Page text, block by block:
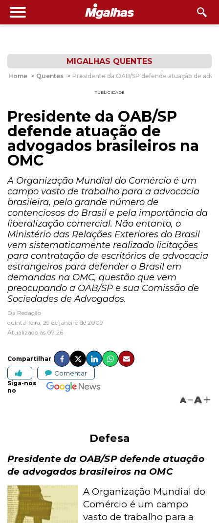
MIGALHAS QUENTES
Home > Quentes > Presidente da OAB/SP defende atuação de
PUBLICIDADE
Presidente da OAB/SP
defende atuação de
advogados brasileiros na
OMC
A Organização Mundial do Comércio é um
campo vasto de trabalho para a advocacia
brasileira, pelo grande número de
contenciosos do Brasil e pela importância da
liberalização comercial. Não entanto, o
Ministério das Relações Exteriores do Brasil
vem sistematicamente realizado licitações
para contratação de escritórios de advocacia
estrangeiros para defender o Brasil em
demandas na OMC, questão que vem
preocupando a OAB/SP e sua Comissão de
Sociedades de Advogados.
Da Redação
quinta-feira, 29 de janeiro de 2009
Atualizado às 07:26
Compartilhar
Comentar
Siga-nos
no
A A
Defesa
Presidente da OAB/SP defende atuação
de advogados brasileiros na OMC
A Organização Mundial do
Comércio é um campo
vasto de trabalho para a